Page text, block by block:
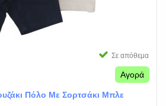
Σε απόθεμα
Αγορά
Πόλο Με Σορτσάκι Μπλε